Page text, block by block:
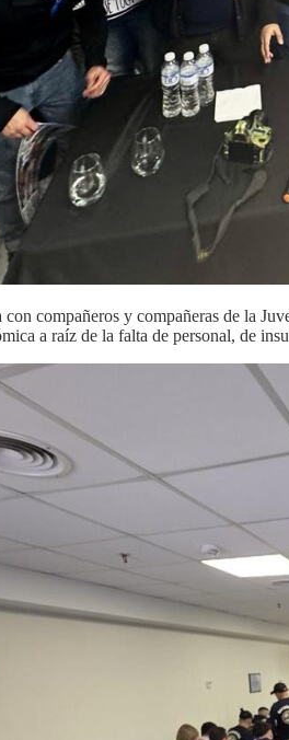
compañeros y compañeras de la
a raíz de la falta de personal, de